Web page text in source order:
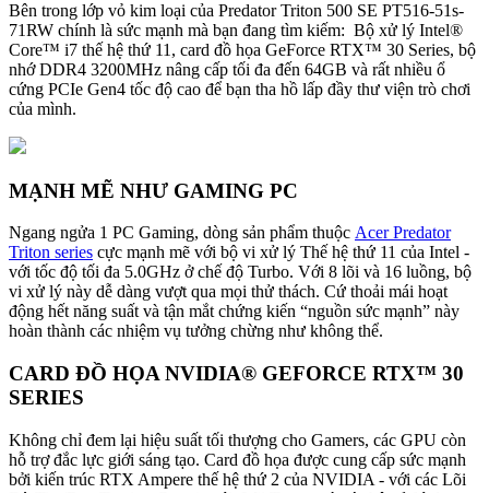
Bên trong lớp vỏ kim loại của Predator Triton 500 SE PT516-51s-
71RW chính là sức mạnh mà bạn đang tìm kiếm: Bộ xử lý Intel®
Core™ i7 thế hệ thứ 11, card đồ họa GeForce RTX™ 30 Series, bộ
nhớ DDR4 3200MHz nâng cấp tối đa đến 64GB và rất nhiều ổ
cứng PCIe Gen4 tốc độ cao để bạn tha hồ lấp đầy thư viện trò chơi
của mình.
MẠNH MẼ NHƯ GAMING PC
Ngang ngửa 1 PC Gaming, dòng sản phẩm thuộc Acer Predator
Triton series cực mạnh mẽ với bộ vi xử lý Thế hệ thứ 11 của Intel -
với tốc độ tối đa 5.0GHz ở chế độ Turbo. Với 8 lõi và 16 luồng, bộ
vi xử lý này dễ dàng vượt qua mọi thử thách. Cứ thoải mái hoạt
động hết năng suất và tận mắt chứng kiến “nguồn sức mạnh” này
hoàn thành các nhiệm vụ tưởng chừng như không thể.
CARD ĐỒ HỌA NVIDIA® GEFORCE RTX™ 30
SERIES
Không chỉ đem lại hiệu suất tối thượng cho Gamers, các GPU còn
hỗ trợ đắc lực giới sáng tạo. Card đồ họa được cung cấp sức mạnh
bởi kiến trúc RTX Ampere thế hệ thứ 2 của NVIDIA - với các Lõi